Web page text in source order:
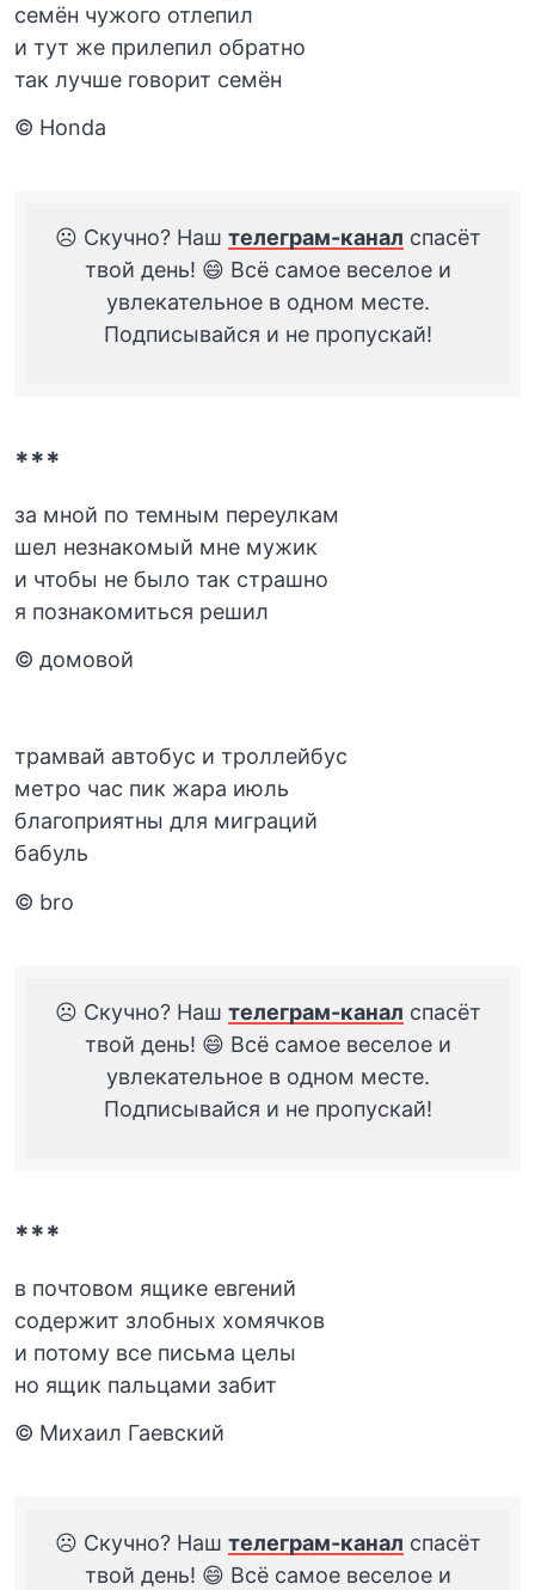
семён чужого отлепил
и тут же прилепил обратно
так лучше говорит семён
© Honda
☹️ Скучно? Наш телеграм-канал спасёт
твой день! 😄 Всё самое веселое и
увлекательное в одном месте.
Подписывайся и не пропускай!
***
за мной по темным переулкам
шел незнакомый мне мужик
и чтобы не было так страшно
я познакомиться решил
© домовой
трамвай автобус и троллейбус
метро час пик жара июль
благоприятны для миграций
бабуль
© bro
☹️ Скучно? Наш телеграм-канал спасёт
твой день! 😄 Всё самое веселое и
увлекательное в одном месте.
Подписывайся и не пропускай!
***
в почтовом ящике евгений
содержит злобных хомячков
и потому все письма целы
но ящик пальцами забит
© Михаил Гаевский
☹️ Скучно? Наш телеграм-канал спасёт
твой день! 😄 Всё самое веселое и